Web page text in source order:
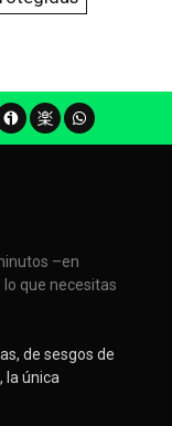
–en
que necesitas
de sesgos de
la única